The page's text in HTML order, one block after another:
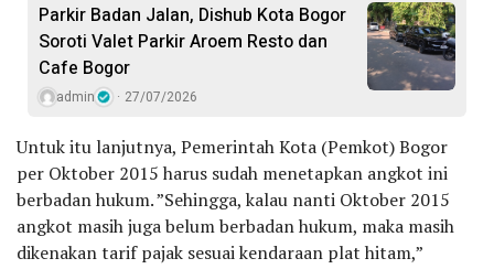
Parkir Badan Jalan, Dishub Kota Bogor
Soroti Valet Parkir Aroem Resto dan
Cafe Bogor
admin 27/07/2026
Untuk itu lanjutnya, Pemerintah Kota (Pemkot) Bogor
per Oktober 2015 harus sudah menetapkan angkot ini
berbadan hukum. ”Sehingga, kalau nanti Oktober 2015
angkot masih juga belum berbadan hukum, maka masih
dikenakan tarif pajak sesuai kendaraan plat hitam,”